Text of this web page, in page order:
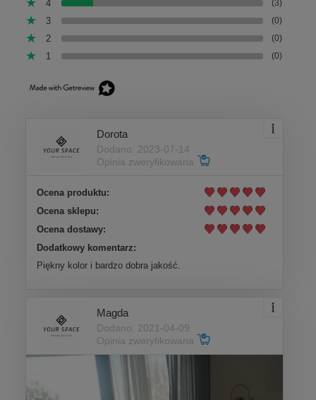
4 (3)
3 (0)
2 (0)
1 (0)
Dorota
Dodano: 2023-07-14
Opinia zweryfikowana
Ocena produktu:
Ocena sklepu:
Ocena dostawy:
Dodatkowy komentarz:
Piękny kolor i bardzo dobra jakość.
Magda
Dodano: 2021-04-09
Opinia zweryfikowana